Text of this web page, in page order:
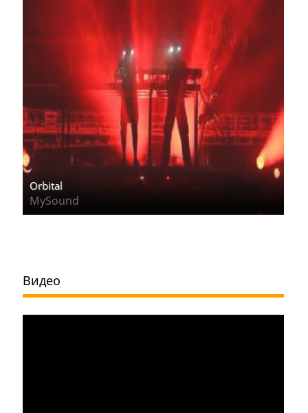
Orbital
MySound
Видео